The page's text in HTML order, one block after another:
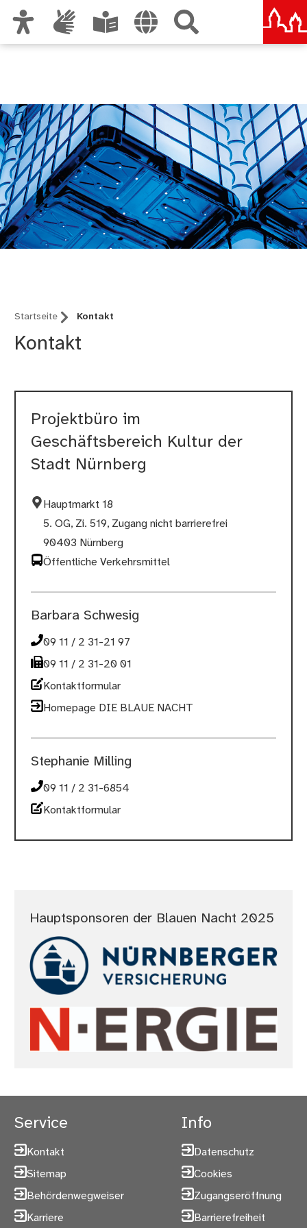
Startseite Kontakt
Kontakt
Projektbüro im
Geschäftsbereich Kultur der
Stadt Nürnberg
Hauptmarkt 18
5. OG, Zi. 519, Zugang nicht barrierefrei
90403 Nürnberg
Öffentliche Verkehrsmittel
Barbara Schwesig
09 11 / 2 31-21 97
09 11 / 2 31-20 01
Kontaktformular
Homepage DIE BLAUE NACHT
Stephanie Milling
09 11 / 2 31-6854
Kontaktformular
Hauptsponsoren der Blauen Nacht 2025
Service
Kontakt
Sitemap
Behördenwegweiser
Karriere
Info
Datenschutz
Cookies
Zugangseröffnung
Barrierefreiheit